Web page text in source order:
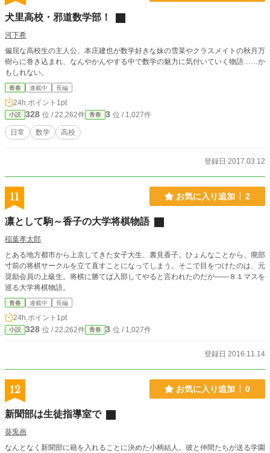
犬里高校・邪道数学部！
河下希
偏屈な高校生の主人公、本庄建也が数学好きな妹の雪菜やクラスメイトの秋月万
樹らに巻き込まれ、なんやかんやする中で数学の魅力に気付いていく物語……か
もしれない。
青春 連載中 長編
24h.ポイント 1pt
小説 328 位 / 22,262件 青春 3 位 / 1,027件
日常 数学 高校
登録日 2017.03.12
11 お気に入り追加 2
凛として駒～香子の大学将棋物語
稲葉孝太郎
とある地方都市から上京してきた女子大生、裏見香子。ひょんなことから、廃部
寸前の将棋サークルを立て直すことになってしまう。そこで目をつけたのは、元
奨励会員の上級生。将棋に勝てば入部してやると言われたのだが――８１マスを
巡る大学将棋物語。
青春 連載中 長編
24h.ポイント 1pt
小説 328 位 / 22,262件 青春 3 位 / 1,027件
登録日 2016.11.14
12 お気に入り追加 0
新聞部は生徒指導室で
葵兎画
なんとなく新聞部に籍を入れることに決めた小柄結人。彼と仲間たちが送る学園